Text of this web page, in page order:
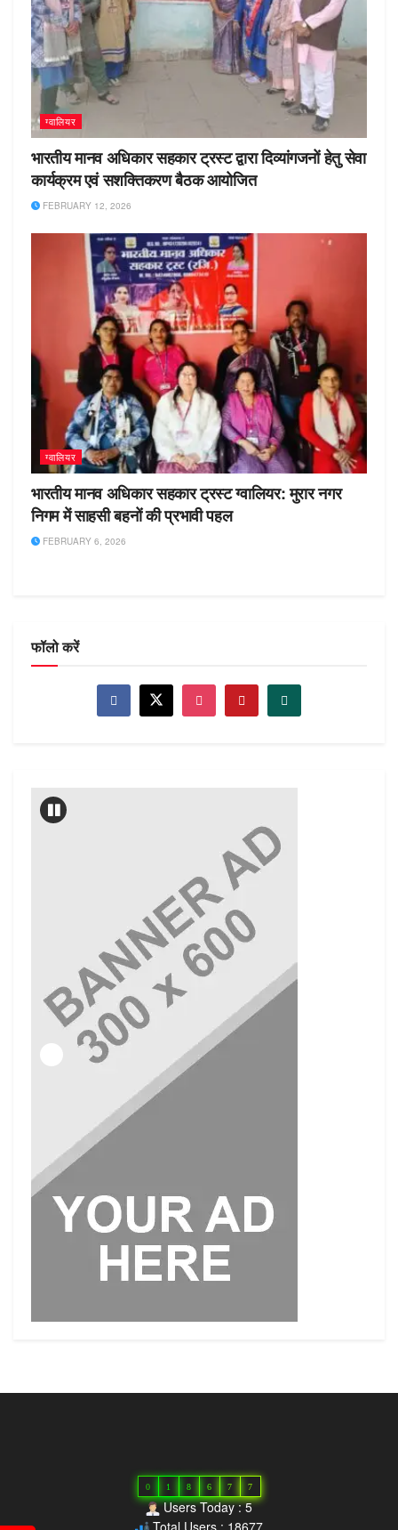
ग्वालियर
भारतीय मानव अधिकार सहकार ट्रस्ट द्वारा दिव्यांगजनों हेतु सेवा
कार्यक्रम एवं सशक्तिकरण बैठक आयोजित
FEBRUARY 12, 2026
ग्वालियर
भारतीय मानव अधिकार सहकार ट्रस्ट ग्वालियर: मुरार नगर
निगम में साहसी बहनों की प्रभावी पहल
FEBRUARY 6, 2026
फॉलो करें
0 1 8 6 7 7
Users Today : 5